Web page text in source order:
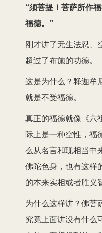
“须菩提！菩萨所作
福德。”
刚才讲了无生法忍、
超过了布施的功德。
这是为什么？释迦牟
就是不受福德。
真正的福德就像《六
际上是一种空性，福
么从名言和现相当中
佛陀色身，也有这样
的本来实相或者胜义
为什么这样讲？佛菩
究竟上面讲没有什么